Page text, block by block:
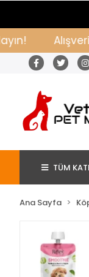
Alışveriş
TÜM
Ana Sayfa